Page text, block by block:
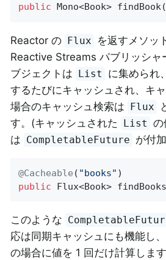
public Mono<Book> findBook
Reactor の Flux
を返すメソッ
Reactive Streams パブリッシャ
ブジェクトは List
に集められ
するたびにキャッシュされ、キ
場合のキャッシュ検索は Flux
す。(キャッシュされた
List の
は CompletableFuture が付
@Cacheable ( "books"
public Flux<Book> findBooks
このような
応は同期キャッシュにも機能し
の場合に値を 1 回だけ計算します